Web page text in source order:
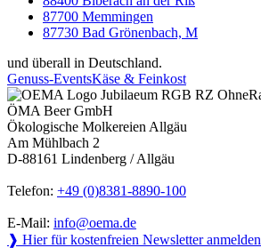
87700 Memmingen
87730 Bad Grönenbach, M
und überall in Deutschland.
Genuss-EventsKäse & Feinkost
ÖMA Beer GmbH
Ökologische Molkereien Allgäu
Am Mühlbach 2
D-88161 Lindenberg / Allgäu
Telefon: +49 (0)8381-8890-100
E-Mail: info@oema.de
❱ Hier für kostenfreien Newsletter anmelden